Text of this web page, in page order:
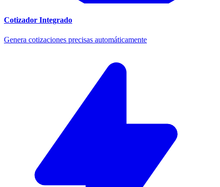
Cotizador Integrado
Genera cotizaciones precisas automáticamente